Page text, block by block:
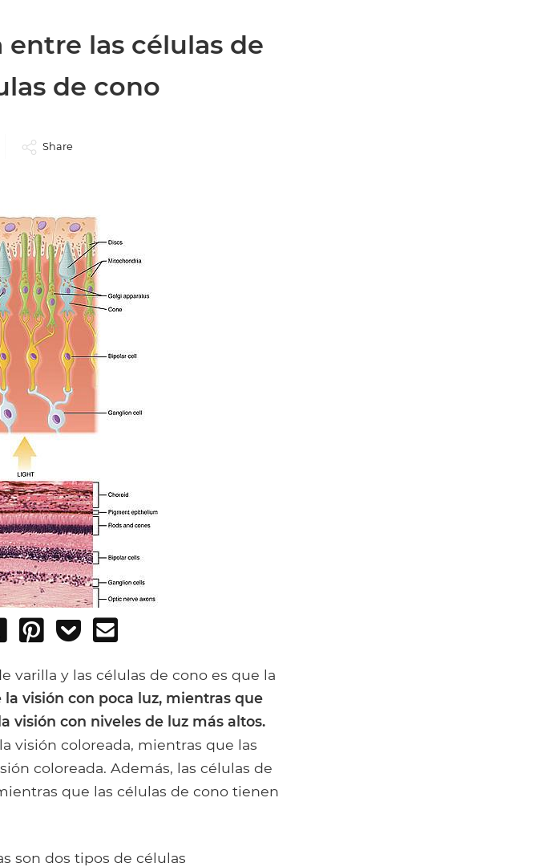
entre las células de
de cono
Share
Post
Tumblr
Pin
Add
Pocket
varilla y las células de cono es que la
la visión con poca luz, mientras que
visión con niveles de luz más altos.
visión coloreada, mientras que las
coloreada. Además, las células de
que las células de cono tienen
son dos tipos de células